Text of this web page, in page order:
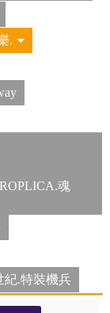
.
魂
紀.特裝機兵